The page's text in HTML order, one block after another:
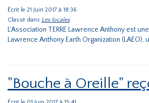
Écrit le 21 Juin 2017 à 18:36
Classé dans Les locales
L'Association TERRE Lawrence Anthony est
Lawrence Anthony Earth Organization
"Bouche à Oreille"